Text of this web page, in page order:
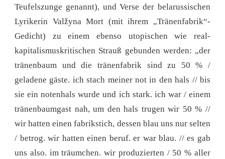
Teufelszunge genannt), und Verse der belarussischen
Lyrikerin Valžyna Mort (mit ihrem „Tränenfabrik“-
Gedicht) zu einem ebenso utopischen wie real-
kapitalismuskritischen Strauß gebunden werden: „der
tränenbaum und die tränenfabrik sind zu 50 % /
geladene gäste. ich stach meiner not in den hals // bis
sie ein notenhals wurde und ich stark. ich war / einem
tränenbaumgast nah, um den hals trugen wir 50 % //
wir hatten einen fabrikstich, dessen blau uns nur selten
/ betrog. wir hatten einen beruf. er war blau. // es gab
uns also. im träumchen. wir produzierten / 50 % aller